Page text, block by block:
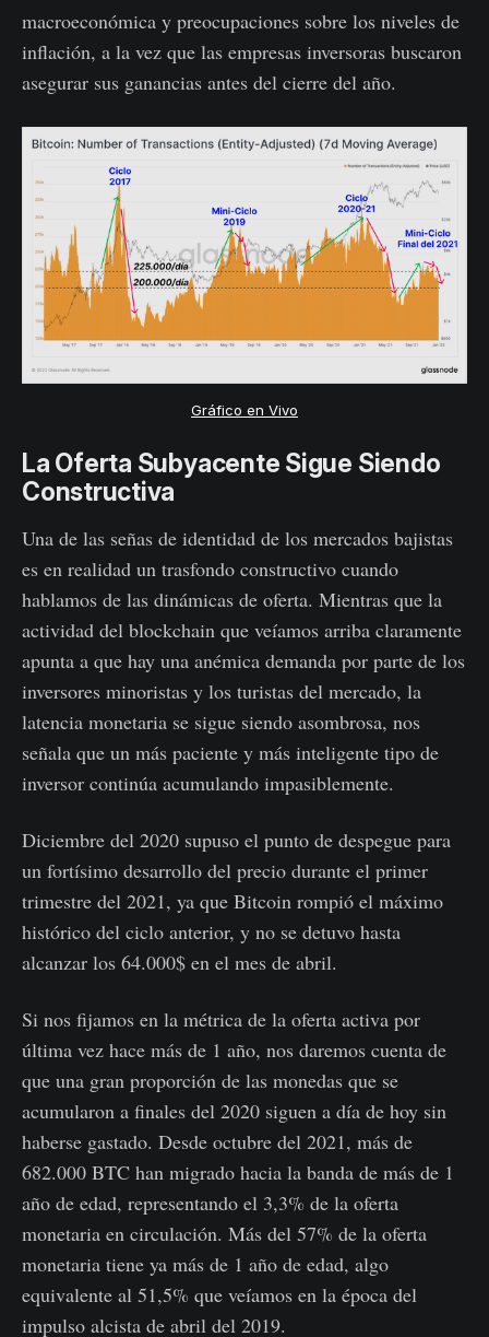
macroeconómica y preocupaciones sobre los niveles de
inflación, a la vez que las empresas inversoras buscaron
asegurar sus ganancias antes del cierre del año.
Gráfico en Vivo
La Oferta Subyacente Sigue Siendo
Constructiva
Una de las señas de identidad de los mercados bajistas
es en realidad un trasfondo constructivo cuando
hablamos de las dinámicas de oferta. Mientras que la
actividad del blockchain que veíamos arriba claramente
apunta a que hay una anémica demanda por parte de los
inversores minoristas y los turistas del mercado, la
latencia monetaria se sigue siendo asombrosa, nos
señala que un más paciente y más inteligente tipo de
inversor continúa acumulando impasiblemente.
Diciembre del 2020 supuso el punto de despegue para
un fortísimo desarrollo del precio durante el primer
trimestre del 2021, ya que Bitcoin rompió el máximo
histórico del ciclo anterior, y no se detuvo hasta
alcanzar los 64.000$ en el mes de abril.
Si nos fijamos en la métrica de la oferta activa por
última vez hace más de 1 año, nos daremos cuenta de
que una gran proporción de las monedas que se
acumularon a finales del 2020 siguen a día de hoy sin
haberse gastado. Desde octubre del 2021, más de
682.000 BTC han migrado hacia la banda de más de 1
año de edad, representando el 3,3% de la oferta
monetaria en circulación. Más del 57% de la oferta
monetaria tiene ya más de 1 año de edad, algo
equivalente al 51,5% que veíamos en la época del
impulso alcista de abril del 2019.